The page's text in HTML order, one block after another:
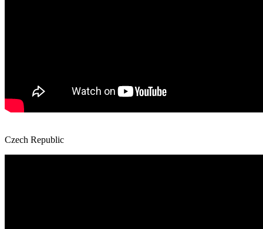
Czech Republic